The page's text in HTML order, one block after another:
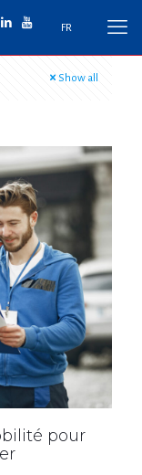
FR
Show all
pour